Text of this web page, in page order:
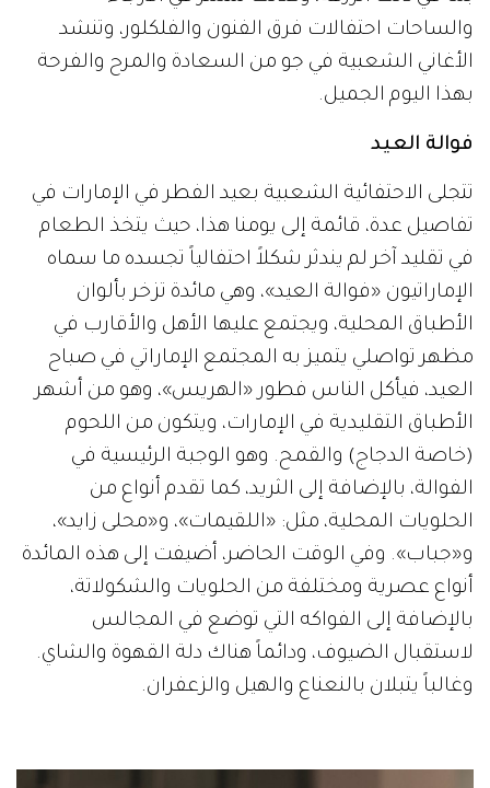
والساحات احتفالات فرق الفنون والفلكلور، وتنشد
الأغاني الشعبية في جو من السعادة والمرح والفرحة
بهذا اليوم الجميل.
فوالة‭ ‬العيد‭ ‬
تتجلى الاحتفائية الشعبية بعيد الفطر في الإمارات في
تفاصيل عدة، قائمة إلى يومنا هذا، حيث يتخذ الطعام
في تقليد آخر لم يندثر شكلاً احتفالياً تجسده ما سماه
الإماراتيون «فوالة العيد»، وهي مائدة تزخر بألوان
الأطباق المحلية، ويجتمع عليها الأهل والأقارب في
مظهر تواصلي يتميز به المجتمع الإماراتي في صباح
العيد، فيأكل الناس فطور «الهريس»، وهو من أشهر
الأطباق التقليدية في الإمارات، ويتكون من اللحوم
(خاصة الدجاج) والقمح. وهو الوجبة الرئيسية في
الفوالة، بالإضافة إلى الثريد، كما تقدم أنواع من
الحلويات المحلية، مثل: «اللقيمات»، و«محلى زايد»،
و«جباب». وفي الوقت الحاضر، أضيفت إلى هذه المائدة
أنواع عصرية ومختلفة من الحلويات والشكولاتة،
بالإضافة إلى الفواكه التي توضع في المجالس
لاستقبال الضيوف، ودائماً هناك دلة القهوة والشاي.
وغالباً يتبلان بالنعناع والهيل والزعفران.